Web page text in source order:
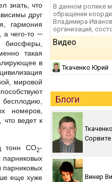
знать, что
друг
гармония
а чего-то ─
биосферы,
такая
в
мировой
номеров,
ведет к
тонн СО2-
парниковых
еще хуже
В данном ролике
обращении
Владимира
организаций,
Видео
Ткаченко Юрий
Блоги
Винер